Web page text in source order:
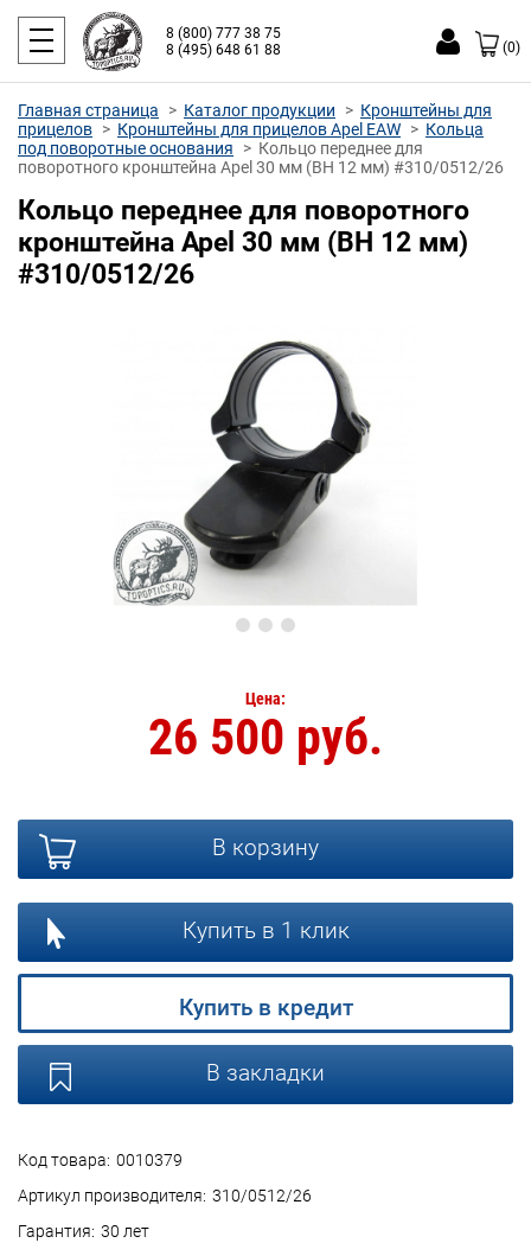
8 (800) 777 38 75
8 (495) 648 61 88
(0)
Главная страница Каталог продукции
Кронштейны для
прицелов
Кронштейны для прицелов Apel EAW
Кольца
под поворотные основания
Кольцо переднее для
поворотного кронштейна Apel 30 мм (BH 12 мм) #310/0512/26
Кольцо переднее для поворотного
кронштейна Apel 30 мм (BH 12 мм)
#310/0512/26
Код товара: 0010379
Артикул производителя: 310/0512/26
Гарантия: 30 лет
Цена:
26 500 руб.
В корзину
Купить в 1 клик
Купить в кредит
В закладки